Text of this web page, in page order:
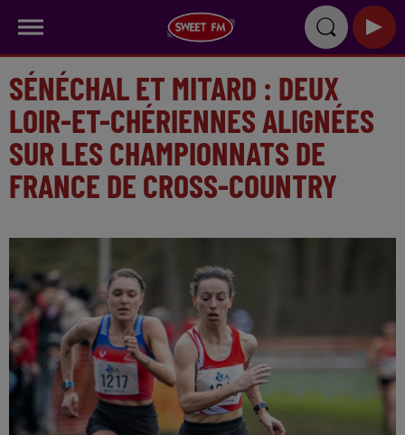
SÉNÉCHAL ET MITARD : DEUX
LOIR-ET-CHÉRIENNES ALIGNÉES
SUR LES CHAMPIONNATS DE
FRANCE DE CROSS-COUNTRY